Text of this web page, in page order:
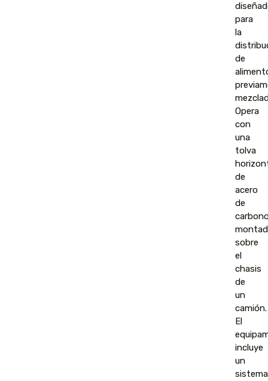
para
la
de
Opera
con
una
tolva
de
acero
de
sobre
el
chasis
de
un
camión.
El
incluye
un
sistema